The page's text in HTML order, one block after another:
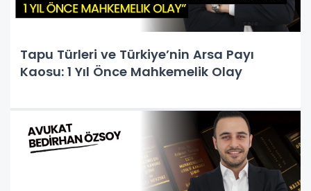
Tapu Türleri ve Türkiye’nin Arsa Payı
Kaosu: 1 Yıl Önce Mahkemelik Olay